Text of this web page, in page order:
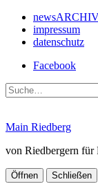
impressum
datenschutz
Facebook
Suche
Main Riedberg
von Riedbergern für
Öffnen Schließen